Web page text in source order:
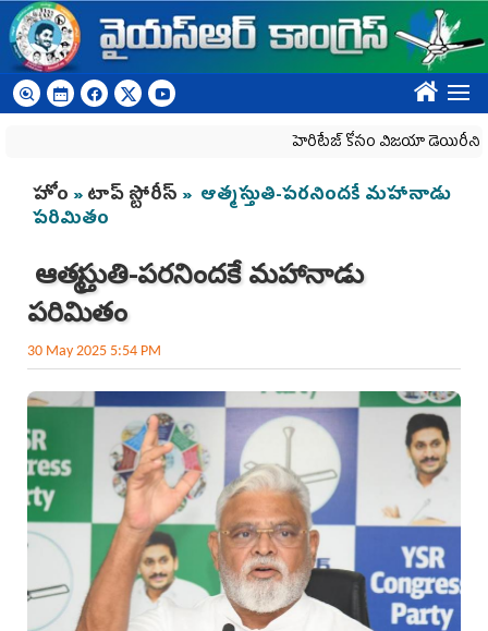
Skip to main content
????
హెరిటేజ్ కోసం విజయా డెయిరీని బలి చేసే
You are here
హోం »టాప్ స్టోరీస్ » ఆత్మస్తుతి-పరనిందకే మహానాడు
పరిమితం
ఆత్మస్తుతి-పరనిందకే మహానాడు
పరిమితం
30 May 2025 5:54 PM